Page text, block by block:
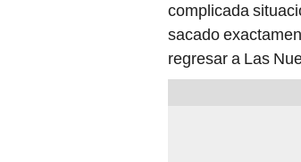
complicada
sacado
regresar a Las